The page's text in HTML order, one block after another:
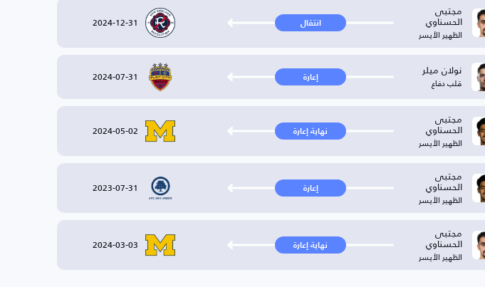
مجتبى
الحسناوي
الظهير الأيسر
انتقال 2024-12-31
نولان ميلر
قلب دفاع إعارة 2024-07-31
مجتبی
الحسناوي
الظهير الأيسر
نهاية إعارة 2024-05-02
مجتبی
الحسناوي
الظهير الأيسر
إعارة 2023-07-31
مجتبى
الحسناوي
الظهير الأيسر
نهاية إعارة 2024-03-03